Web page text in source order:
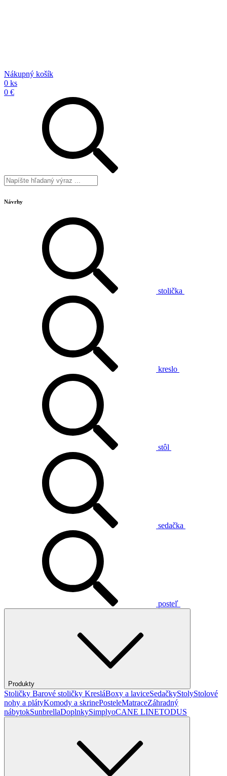
Nákupný košík
0 ks
0 €
Návrhy
stolička
kreslo
stôl
sedačka
posteľ
Produkty
Stoličky Barové stoličky KresláBoxy a laviceSedačkyStolyStolové
nohy a plátyKomody a skrinePosteleMatraceZáhradný
nábytokSunbrellaDoplnkySimplyoCANE LINETODUS